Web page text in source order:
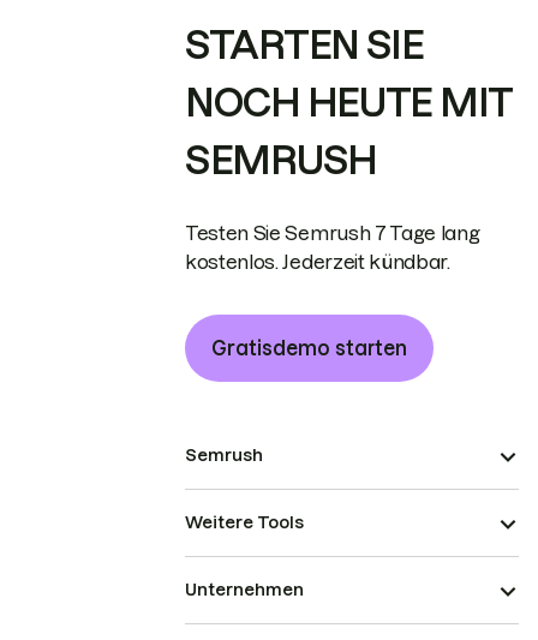
STARTEN SIE
NOCH HEUTE MIT
SEMRUSH
Testen Sie Semrush 7 Tage lang
kostenlos. Jederzeit kündbar.
Gratisdemo starten
Semrush
Weitere Tools
Unternehmen